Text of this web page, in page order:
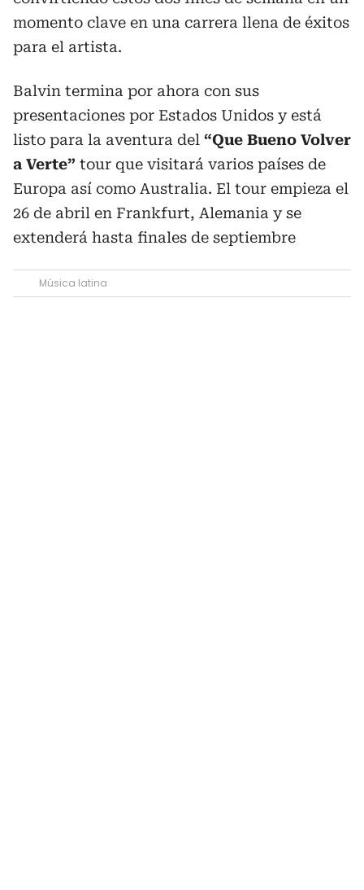
momento clave en una carrera llena de éxitos
para el artista.
Balvin termina por ahora con sus
presentaciones por Estados Unidos y está
listo para la aventura del “Que Bueno Volver
a Verte” tour que visitará varios países de
Europa así como Australia. El tour empieza el
26 de abril en Frankfurt, Alemania y se
extenderá hasta finales de septiembre
Música latina